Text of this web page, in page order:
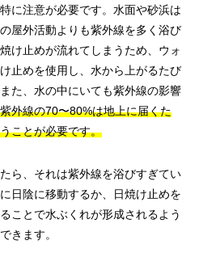
に注意が必要です。水面や砂浜は
屋外活動よりも紫外線を多く浴び
け止めが流れてしまうため、ウォ
止めを使用し、水から上がるたび
た、水の中にいても紫外線の影響
外線の70〜80%は地上に届くた
ことが必要です。
ら、それは紫外線を浴びすぎてい
日陰に移動するか、日焼け止めを
ことで水ぶくれが形成されるよう
きます。